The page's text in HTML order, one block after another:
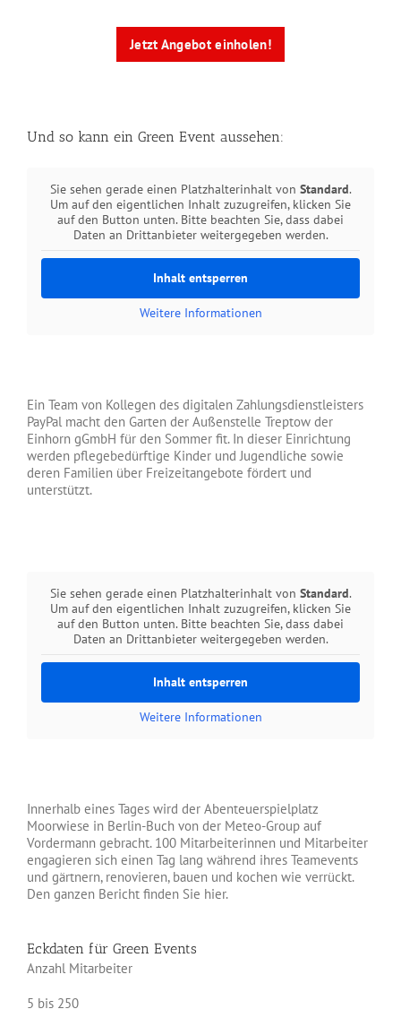
Jetzt Angebot einholen!
Und so kann ein Green Event aussehen:
Sie sehen gerade einen Platzhalterinhalt von Standard.
Um auf den eigentlichen Inhalt zuzugreifen, klicken Sie
auf den Button unten. Bitte beachten Sie, dass dabei
Daten an Drittanbieter weitergegeben werden.
Inhalt entsperren
Weitere Informationen
Ein Team von Kollegen des digitalen Zahlungsdienstleisters
PayPal macht den Garten der Außenstelle Treptow der
Einhorn gGmbH für den Sommer fit. In dieser Einrichtung
werden pflegebedürftige Kinder und Jugendliche sowie
deren Familien über Freizeitangebote fördert und
unterstützt.
Sie sehen gerade einen Platzhalterinhalt von Standard.
Um auf den eigentlichen Inhalt zuzugreifen, klicken Sie
auf den Button unten. Bitte beachten Sie, dass dabei
Daten an Drittanbieter weitergegeben werden.
Inhalt entsperren
Weitere Informationen
Innerhalb eines Tages wird der Abenteuerspielplatz
Moorwiese in Berlin-Buch von der Meteo-Group auf
Vordermann gebracht. 100 Mitarbeiterinnen und Mitarbeiter
engagieren sich einen Tag lang während ihres Teamevents
und gärtnern, renovieren, bauen und kochen wie verrückt.
Den ganzen Bericht finden Sie hier.
Eckdaten für Green Events
Anzahl Mitarbeiter
5 bis 250